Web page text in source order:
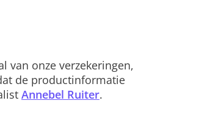
van onze verzekeringen,
de productinformatie
Annebel Ruiter.